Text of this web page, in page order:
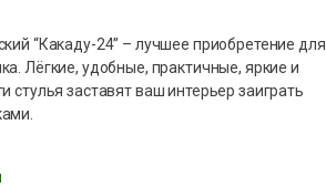
“Какаду-24” – лучшее приобретение для
Лёгкие, удобные, практичные, яркие и
стулья заставят ваш интерьер заиграть